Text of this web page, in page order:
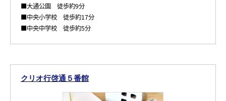
■大通公園 徒歩約9分
■中央小学校 徒歩約17分
■中央中学校 徒歩約5分
クリオ行啓通５番館